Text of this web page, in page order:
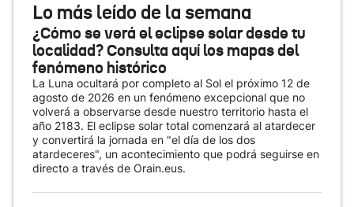
Lo más leído de la semana
¿Cómo se verá el eclipse solar desde tu
localidad? Consulta aquí los mapas del
fenómeno histórico
La Luna ocultará por completo al Sol el próximo 12 de
agosto de 2026 en un fenómeno excepcional que no
volverá a observarse desde nuestro territorio hasta el
año 2183. El eclipse solar total comenzará al atardecer
y convertirá la jornada en "el día de los dos
atardeceres", un acontecimiento que podrá seguirse en
directo a través de Orain.eus.